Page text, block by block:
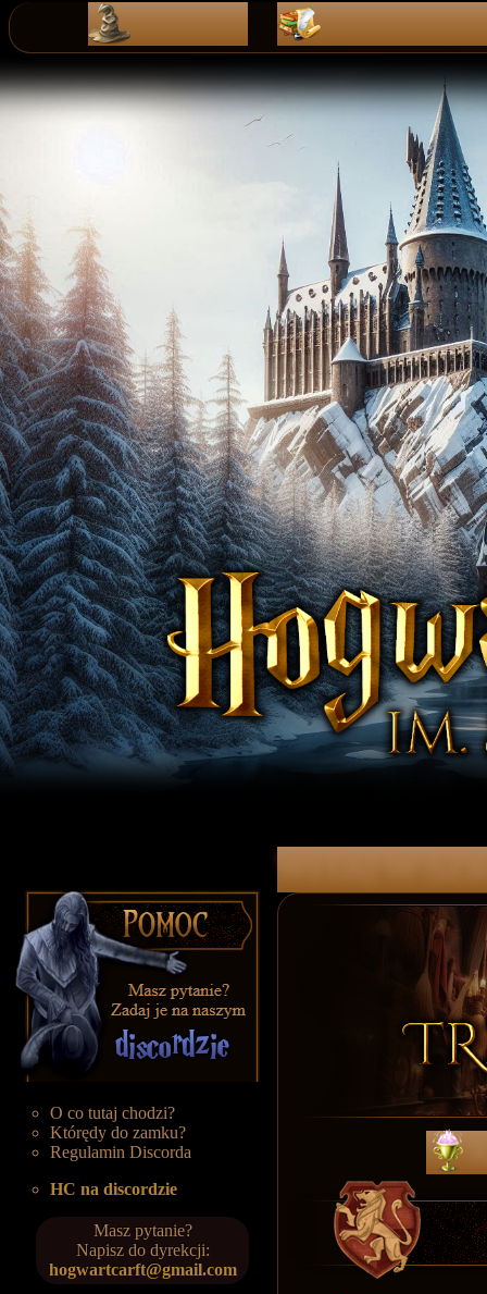
ZaPiSy
O co tutaj chodzi?
Którędy do zamku?
Regulamin Discorda
HC na discordzie
Masz pytanie?
Napisz do dyrekcji:
hogwartcarft@gmail.com
witaj w